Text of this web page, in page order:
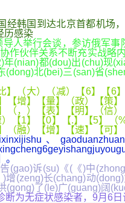
国到达北京首都机场
历感染
举行会谈，参访俄军事
协作伙伴关系不断充
(nian)都(dou)出(chu)现
北(bei)三(san)省
大）（减）【6】【6
增】【量】（政）【策
，）【表】【明】（信
【1】【0】【.】【5】（
融）【增】【速】【可
、
。
诉(su)《(《)中
(zeng)长(chang)动
(gong)了(le)广(guang)阔
为无症状感染者，9月6日